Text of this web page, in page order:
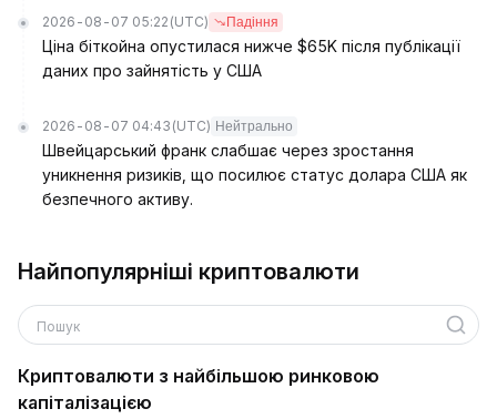
2026-08-07 05:22 (UTC) Падіння
Ціна біткойна опустилася нижче $65K після публікації
даних про зайнятість у США
2026-08-07 04:43 (UTC) Нейтрально
Швейцарський франк слабшає через зростання
уникнення ризиків, що посилює статус долара США як
безпечного активу.
Найпопулярніші криптовалюти
Пошук
Криптовалюти з найбільшою ринковою
капіталізацією